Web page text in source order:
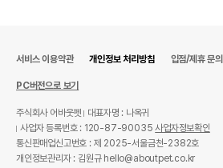
서비스 이용약관 개인정보 처리방침 입점/제휴 문의
PC버전으로 보기
주식회사 어바웃펫
대표자명 : 나옥귀
사업자 등록번호 : 120-87-90035사업자정보확인
통신판매업신고번호 : 제 2025-서울금천-2382호
개인정보관리자 : 김원규 hello@aboutpet.co.kr